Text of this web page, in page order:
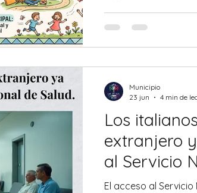
jóvenes
Los
extranjero
al Servicio
¿Estás de
El acceso al
Municipio
23 jun
4 min de